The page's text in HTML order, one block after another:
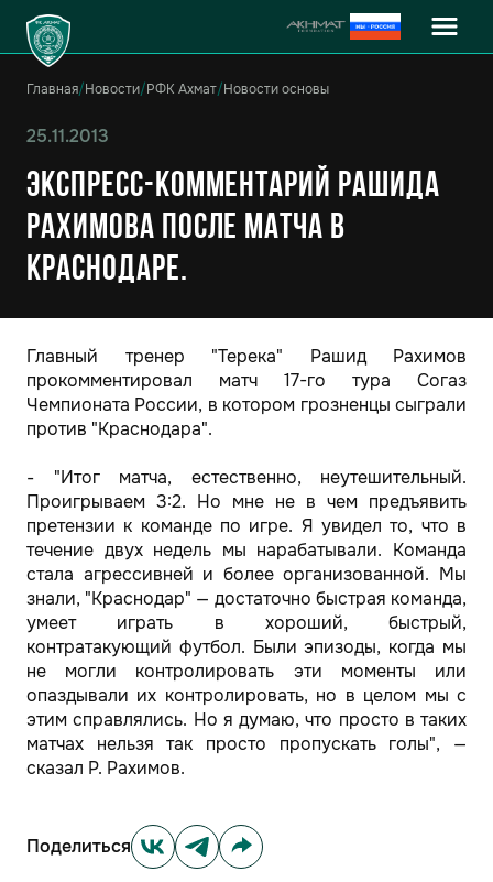
Главная/Новости/РФК Ахмат/Новости основы
25.11.2013
Экспресс-комментарий Рашида
Рахимова после матча в
Краснодаре.
Главный тренер "Терека" Рашид Рахимов
прокомментировал матч 17-го тура Согаз
Чемпионата России, в котором грозненцы сыграли
против "Краснодара".
- "Итог матча, естественно, неутешительный.
Проигрываем 3:2. Но мне не в чем предъявить
претензии к команде по игре. Я увидел то, что в
течение двух недель мы нарабатывали. Команда
стала агрессивней и более организованной. Мы
знали, "Краснодар" — достаточно быстрая команда,
умеет играть в хороший, быстрый,
контратакующий футбол. Были эпизоды, когда мы
не могли контролировать эти моменты или
опаздывали их контролировать, но в целом мы с
этим справлялись. Но я думаю, что просто в таких
матчах нельзя так просто пропускать голы", —
сказал Р. Рахимов.
Поделиться